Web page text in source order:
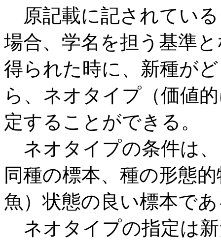
原記載に記されてい
場合、学名を担う基準
得られた時に、新種が
ら、ネオタイプ（価値
定することができる。
ネオタイプの条件は
同種の標本、種の形態
魚）状態の良い標本で
ネオタイプの指定は